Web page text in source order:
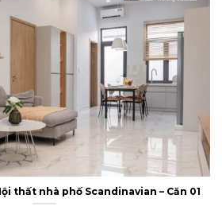
thất nhà phố Scandinavian – Căn 01